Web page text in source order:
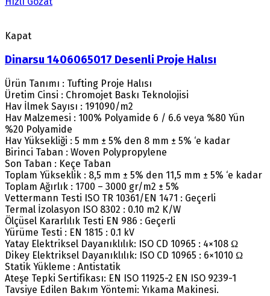
Kapat
Dinarsu 1406065017 Desenli Proje Halısı
Ürün Tanımı : Tufting Proje Halısı
Üretim Cinsi : Chromojet Baskı Teknolojisi
Hav İlmek Sayısı : 191090/m2
Hav Malzemesi : 100% Polyamide 6 / 6.6 veya %80 Yün
%20 Polyamide
Hav Yüksekliği : 5 mm ± 5% den 8 mm ± 5% ‘e kadar
Birinci Taban : Woven Polypropylene
Son Taban : Keçe Taban
Toplam Yükseklik : 8,5 mm ± 5% den 11,5 mm ± 5% ‘e kadar
Toplam Ağırlık : 1700 – 3000 gr/m2 ± 5%
Vettermann Testi ISO TR 10361/EN 1471 : Geçerli
Termal İzolasyon ISO 8302 : 0.10 m2 K/W
Ölçüsel Kararlılık Testi EN 986 : Geçerli
Yürüme Testi : EN 1815 : 0.1 kV
Yatay Elektriksel Dayanıklılık: ISO CD 10965 : 4×108 Ω
Dikey Elektriksel Dayanıklılık: ISO CD 10965 : 6×1010 Ω
Statik Yükleme : Antistatik
Ateşe Tepki Sertifikası: EN ISO 11925-2 EN ISO 9239-1
Tavsiye Edilen Bakım Yöntemi: Yıkama Makinesi.